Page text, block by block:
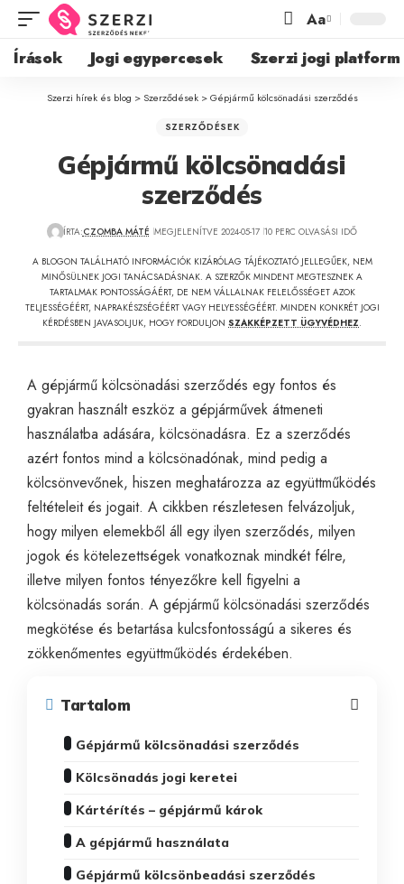
Aa
Írások Jogi egypercesek Szerzi jogi platform
Szerzi hírek és blog > Szerződések>Gépjármű kölcsönadási szerződés
SZERZŐDÉSEK
Gépjármű kölcsönadási
szerződés
ÍRTA:CZOMBA MÁTÉ MEGJELENÍTVE 2024-05-17 10 PERC OLVASÁSI IDŐ
A BLOGON TALÁLHATÓ INFORMÁCIÓK KIZÁRÓLAG TÁJÉKOZTATÓ JELLEGŰEK, NEM
MINŐSÜLNEK JOGI TANÁCSADÁSNAK. A SZERZŐK MINDENT MEGTESZNEK A
TARTALMAK PONTOSSÁGÁÉRT, DE NEM VÁLLALNAK FELELŐSSÉGET AZOK
TELJESSÉGÉÉRT, NAPRAKÉSZSÉGÉÉRT VAGY HELYESSÉGÉÉRT. MINDEN KONKRÉT JOGI
KÉRDÉSBEN JAVASOLJUK, HOGY FORDULJON SZAKKÉPZETT ÜGYVÉDHEZ.
A gépjármű kölcsönadási szerződés egy fontos és
gyakran használt eszköz a gépjárművek átmeneti
használatba adására, kölcsönadásra. Ez a szerződés
azért fontos mind a kölcsönadónak, mind pedig a
kölcsönvevőnek, hiszen meghatározza az együttműködés
feltételeit és jogait. A cikkben részletesen felvázoljuk,
hogy milyen elemekből áll egy ilyen szerződés, milyen
jogok és kötelezettségek vonatkoznak mindkét félre,
illetve milyen fontos tényezőkre kell figyelni a
kölcsönadás során. A gépjármű kölcsönadási szerződés
megkötése és betartása kulcsfontosságú a sikeres és
zökkenőmentes együttműködés érdekében.
Tartalom
Gépjármű kölcsönadási szerződés
Kölcsönadás jogi keretei
Kártérítés – gépjármű károk
A gépjármű használata
Gépjármű kölcsönbeadási szerződés